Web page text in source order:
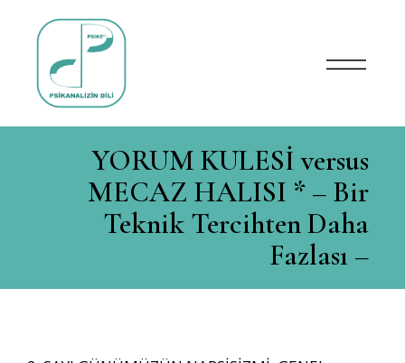
YORUM KULESİ versus
MECAZ HALISI * – Bir
Teknik Tercihten Daha
Fazlası –